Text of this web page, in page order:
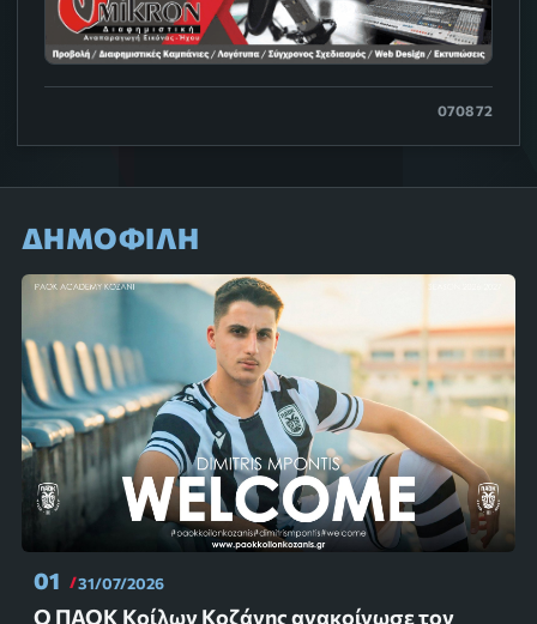
0708 72
ΔΗΜΟΦΙΛΗ
01 31/07/2026
Ο ΠΑΟΚ Κοίλων Κοζάνης ανακοίνωσε τον